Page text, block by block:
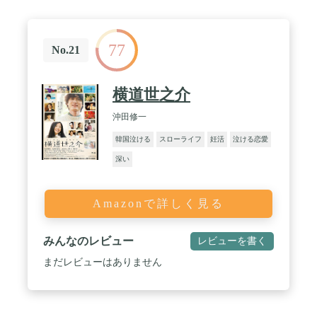
No.21 77
横道世之介
沖田修一
韓国泣ける スローライフ 妊活 泣ける恋愛
深い
Amazonで詳しく見る
みんなのレビュー レビューを書く
まだレビューはありません